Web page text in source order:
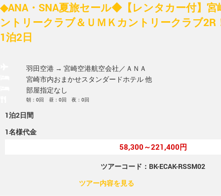
◆ANA・SNA夏旅セール◆【レンタカー付】
ントリークラブ＆ＵＭＫカントリークラブ2R
1泊2日
羽田空港 → 宮崎空港航空会社／ＡＮＡ
宮崎市内おまかせスタンダードホテル 他
部屋指定なし
朝：0回 昼：0回 夜：0回
1泊2日間
1名様代金
58,300～221,400円
ツアーコード：BK-ECAK-RSSM02
ツアー内容を見る